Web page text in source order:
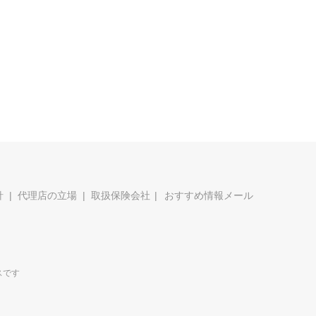
代理店の立場 取扱保険会社 おすすめ情報メール
です